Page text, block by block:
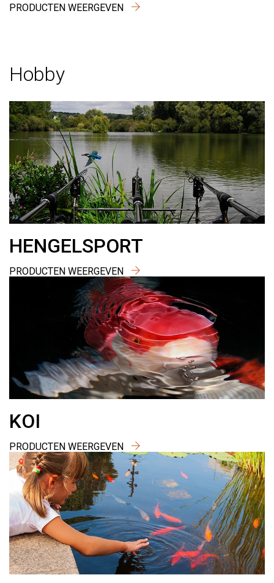
PRODUCTEN WEERGEVEN
Hobby
HENGELSPORT
PRODUCTEN WEERGEVEN
KOI
PRODUCTEN WEERGEVEN